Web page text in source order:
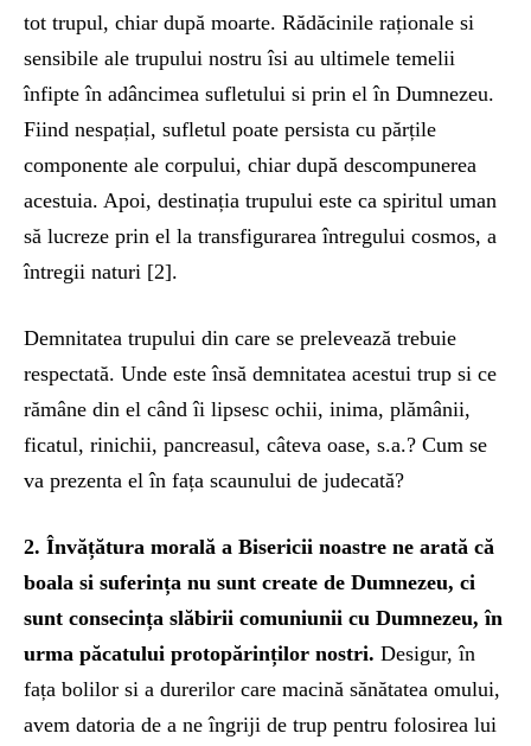
tot trupul, chiar după moarte. Rădăcinile raționale si
sensibile ale trupului nostru îsi au ultimele temelii
înfipte în adâncimea sufletului si prin el în Dumnezeu.
Fiind nespațial, sufletul poate persista cu părțile
componente ale corpului, chiar după descompunerea
acestuia. Apoi, destinația trupului este ca spiritul uman
să lucreze prin el la transfigurarea întregului cosmos, a
întregii naturi [2].
Demnitatea trupului din care se prelevează trebuie
respectată. Unde este însă demnitatea acestui trup si ce
rămâne din el când îi lipsesc ochii, inima, plămânii,
ficatul, rinichii, pancreasul, câteva oase, s.a.? Cum se
va prezenta el în fața scaunului de judecată?
2. Învățătura morală a Bisericii noastre ne arată că
boala si suferința nu sunt create de Dumnezeu, ci
sunt consecința slăbirii comuniunii cu Dumnezeu, în
urma păcatului protopărinților nostri. Desigur, în
fața bolilor si a durerilor care macină sănătatea omului,
avem datoria de a ne îngriji de trup pentru folosirea lui